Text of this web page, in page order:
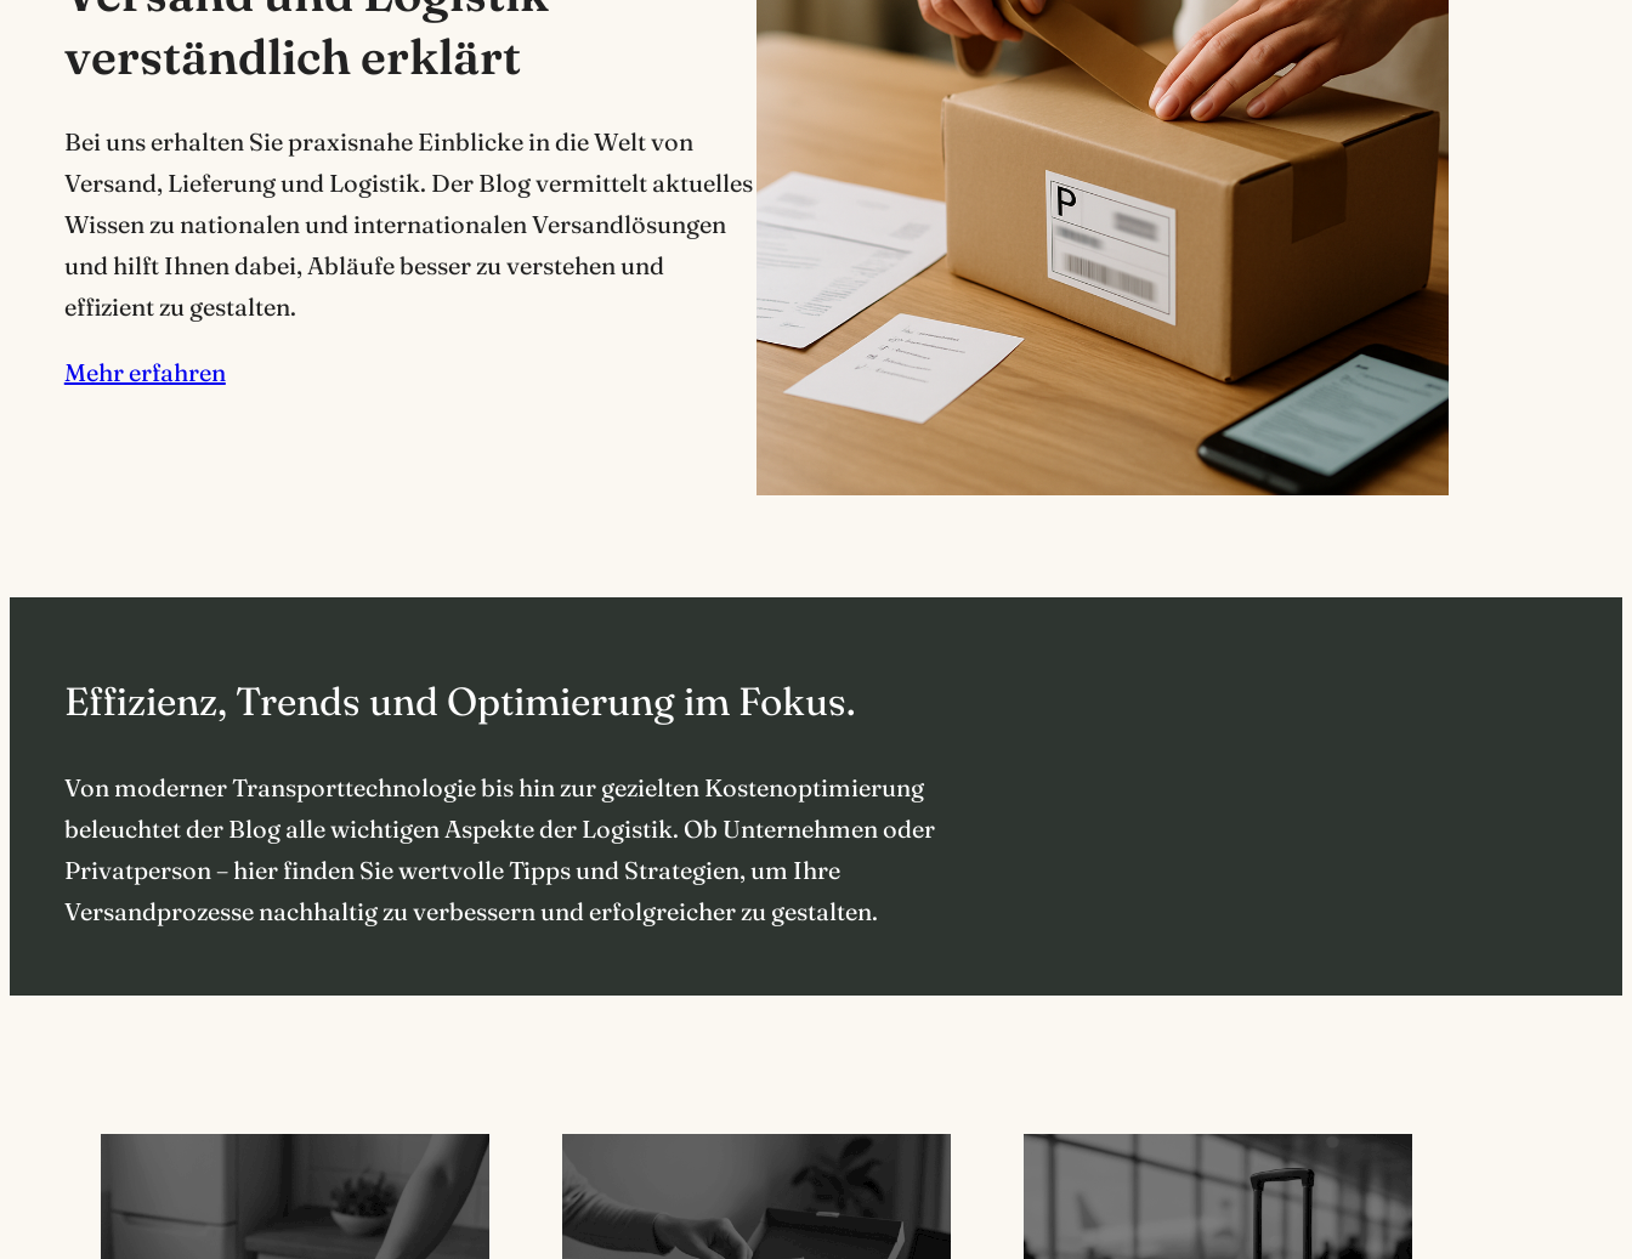
verständlich erklärt
Bei uns erhalten Sie praxisnahe Einblicke in die Welt von
Versand, Lieferung und Logistik. Der Blog vermittelt aktuelles
Wissen zu nationalen und internationalen Versandlösungen
und hilft Ihnen dabei, Abläufe besser zu verstehen und
effizient zu gestalten.
Mehr erfahren
Effizienz, Trends und Optimierung im Fokus.
Von moderner Transporttechnologie bis hin zur gezielten Kostenoptimierung
beleuchtet der Blog alle wichtigen Aspekte der Logistik. Ob Unternehmen oder
Privatperson – hier finden Sie wertvolle Tipps und Strategien, um Ihre
Versandprozesse nachhaltig zu verbessern und erfolgreicher zu gestalten.